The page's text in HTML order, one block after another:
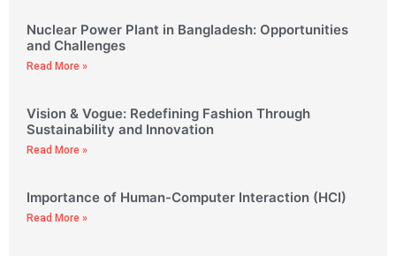
Nuclear Power Plant in Bangladesh: Opportunities
and Challenges
Read More »
Vision & Vogue: Redefining Fashion Through
Sustainability and Innovation
Read More »
Importance of Human-Computer Interaction (HCI)
Read More »